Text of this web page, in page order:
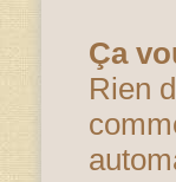
Ça
Rien